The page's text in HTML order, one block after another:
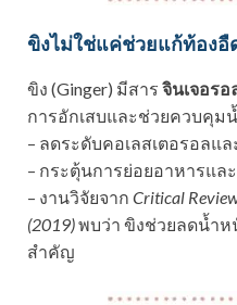
ขิงไม่ใช่แค่ช่วยแก้ท้อง
ขิง (Ginger) มีสาร จินเจอรอ
การอักเสบและช่วยควบคุม
– ลดระดับคอเลสเตอรอลแ
– กระตุ้นการย่อยอาหารแ
– งานวิจัยจาก Critical
(2019)พบว่า ขิงช่วยลดน้ำห
สำคัญ